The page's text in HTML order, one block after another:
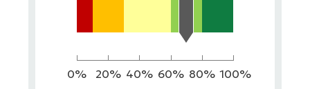
0% 20% 40% 60% 80% 100%